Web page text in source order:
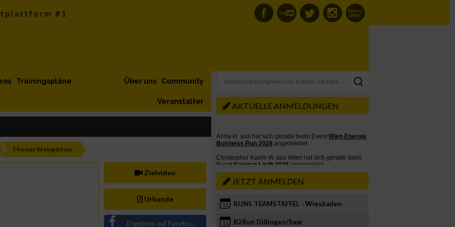
Trainingspläne Community
Über uns
Veranstalter
Thomas Weingärtner
Zielvideo
Urkunde
Ergebnis auf Facebook teilen
AKTUELLE ANMELDUNGEN
JETZT ANMELDEN
12 RUN5 TEAMSTAFFEL - Wiesbaden
13 B2Run Dillingen/Saar